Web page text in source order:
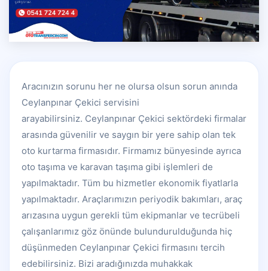
Aracınızın sorunu her ne olursa olsun sorun anında
Ceylanpınar Çekici servisini
arayabilirsiniz. Ceylanpınar Çekici sektördeki firmalar
arasında güvenilir ve saygın bir yere sahip olan tek
oto kurtarma firmasıdır. Firmamız bünyesinde ayrıca
oto taşıma ve karavan taşıma gibi işlemleri de
yapılmaktadır. Tüm bu hizmetler ekonomik fiyatlarla
yapılmaktadır. Araçlarımızın periyodik bakımları, araç
arızasına uygun gerekli tüm ekipmanlar ve tecrübeli
çalışanlarımız göz önünde bulundurulduğunda hiç
düşünmeden Ceylanpınar Çekici firmasını tercih
edebilirsiniz. Bizi aradığınızda muhakkak